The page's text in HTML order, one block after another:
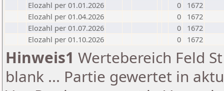
Elozahl per 01.01.2026
0
1672
Elozahl per 01.04.2026
0
1672
Elozahl per 01.07.2026
0
1672
Elozahl per 01.10.2026
0 1672
Hinweis1 Wertebereich Feld
blank ... Partie gewertet in